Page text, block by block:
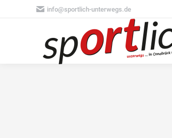
info@sportlich-unterwegs.de